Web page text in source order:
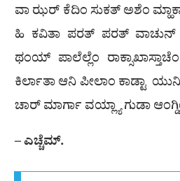
ವಾ ಝರ್ ಕೆದಿಂ ಸುಕತ್ ಅಶೆಂ ಮ್ಹಾಕಾ
ಹಿ ಕವಿತಾ ಪರತ್ ಪರತ್ ವಾಚುನ್
ಥಂಯ್ ಪಾಲೆಲ್ಲೆಂ
ಕಿರ್ಲಾತಾ ಆನಿ ಪೀಲಾಂ ಕಾಡ್ಟಾ
ಚಾರ್ ಮಾರ್ಗಾ ವಯ್ಲ್ಯಾ ಗುಡಾ
– ಎಚ್ಚೆಮ್.